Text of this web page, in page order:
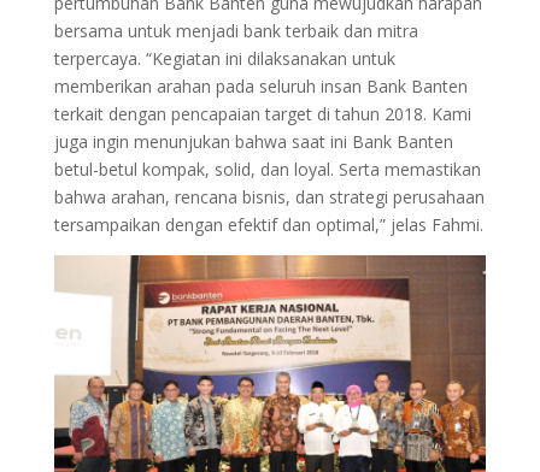
bersama untuk menjadi bank terbaik dan mitra
terpercaya. “Kegiatan ini dilaksanakan untuk
memberikan arahan pada seluruh insan Bank Banten
terkait dengan pencapaian target di tahun 2018. Kami
juga ingin menunjukan bahwa saat ini Bank Banten
betul-betul kompak, solid, dan loyal. Serta memastikan
bahwa arahan, rencana bisnis, dan strategi perusahaan
tersampaikan dengan efektif dan optimal,” jelas Fahmi.